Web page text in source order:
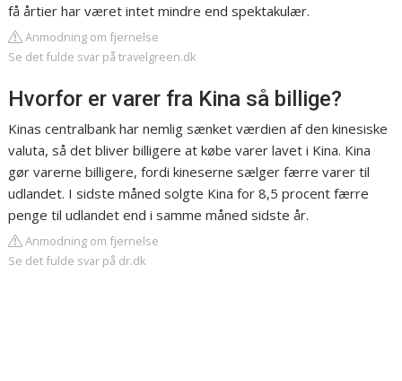
få årtier har været intet mindre end spektakulær.
Anmodning om fjernelse
Se det fulde svar på travelgreen.dk
Hvorfor er varer fra Kina så billige?
Kinas centralbank har nemlig sænket værdien af den kinesiske
valuta, så det bliver billigere at købe varer lavet i Kina. Kina
gør varerne billigere, fordi kineserne sælger færre varer til
udlandet. I sidste måned solgte Kina for 8,5 procent færre
penge til udlandet end i samme måned sidste år.
Anmodning om fjernelse
Se det fulde svar på dr.dk